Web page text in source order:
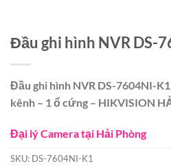
Đầu ghi hình NVR DS-
Đầu ghi hình NVR DS-7604NI-
kênh – 1 ổ cứng – HIKVISION
Đại lý Camera tại Hải Phòng
SKU: DS-7604NI-K1